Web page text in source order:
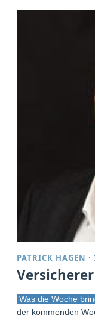
PATRICK HAGEN ·
Was die Woche
der kommenden